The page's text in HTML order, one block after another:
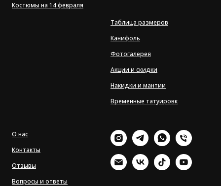
Костюмы на 14 февраля
Таблица размеров
Канифоль
Фотогалерея
Акции и скидки
Накидки и мантии
Временные татуировк
О нас
Контакты
Отзывы
Вопросы и ответы